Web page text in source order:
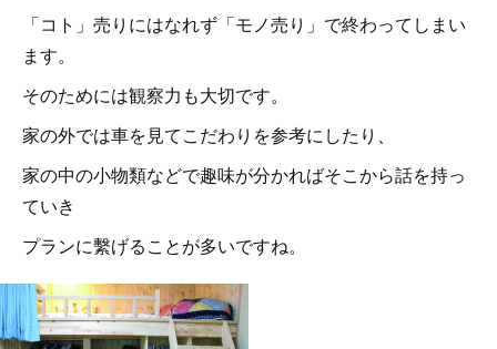
「コト」売りにはなれず「モノ売り」で終わってしまい
ます。
そのためには観察力も大切です。
家の外では車を見てこだわりを参考にしたり、
家の中の小物類などで趣味が分かればそこから話を持っ
ていき
プランに繫げることが多いですね。